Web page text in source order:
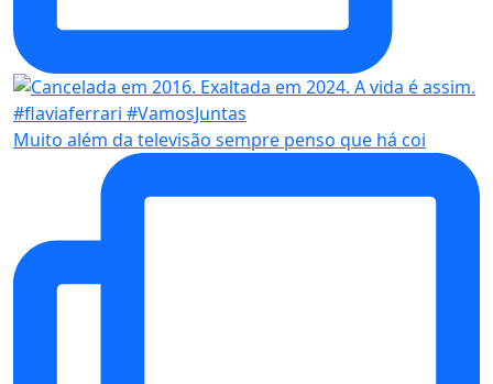
Muito além da televisão sempre penso que há coi